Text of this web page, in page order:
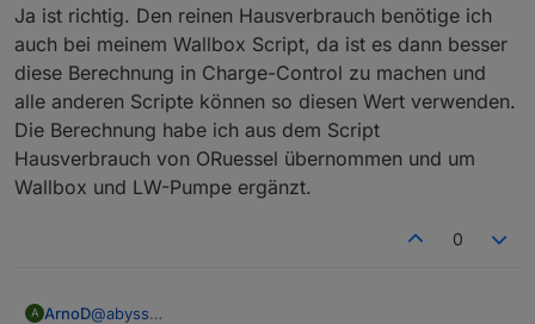
kt_Berechnete_Ladeleistung_Wenthält nun
den vom Script Charge-Control eingestellte
Ladeleistung und nicht mehr die berechnete
Ladeleistung um die Batterie auf 100% zu laden.
Sehe ich das richtig, da du die Berechnung des "reinen"
Hausverbrauchs jetzt in Charge-Control integriert hast,
fällt somit das separate "Hausverbrauch" Script weg
bzw. wird unnötig?
Grüße
Ja ist richtig. Den reinen Hausverbrauch benötige ich
auch bei meinem Wallbox Script, da ist es dann besser
diese Berechnung in Charge-Control zu machen und
alle anderen Scripte können so diesen Wert verwenden.
Die Berechnung habe ich aus dem Script
Hausverbrauch von ORuessel übernommen und um
Wallbox und LW-Pumpe ergänzt.
0
A ArnoD@abyss